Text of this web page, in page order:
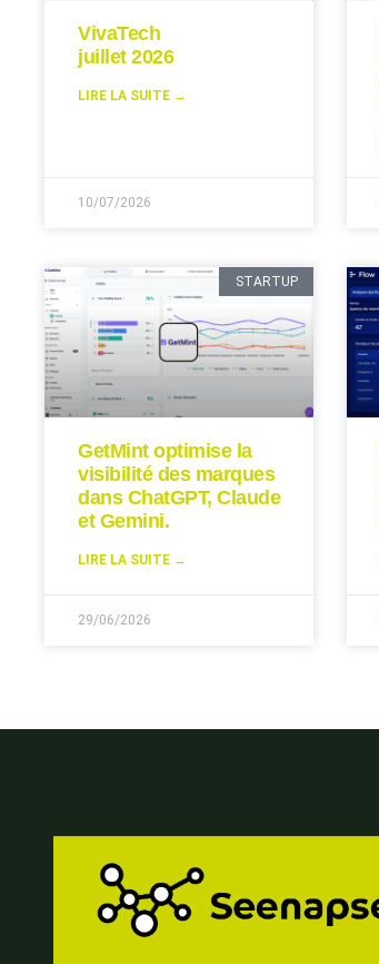
VivaTech
juillet 2026
LIRE LA SUITE →
10/07/2026
STARTUP
GetMint optimise la
visibilité des marques
dans ChatGPT, Claude
et Gemini.
LIRE LA SUITE →
29/06/2026